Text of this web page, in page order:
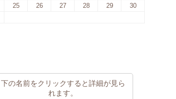
25 26 27 28 29
30
下の名前をクリックすると詳細が見ら
れます。